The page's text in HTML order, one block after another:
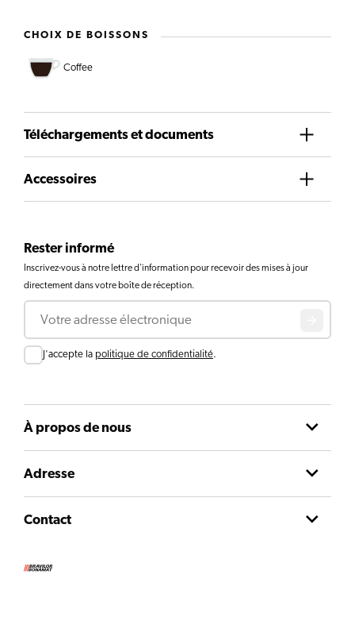
CHOIX DE BOISSONS
Coffee
Téléchargements et documents
Accessoires
Rester informé
Inscrivez-vous à notre lettre d'information pour recevoir des mises à jour
directement dans votre boîte de réception.
Courriel
Consent
J'accepte la politique de confidentialité.
À propos de nous
Adresse
Contact